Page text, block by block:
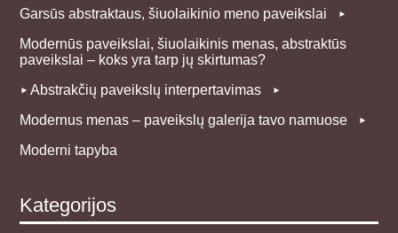
Garsūs abstraktaus, šiuolaikinio meno paveikslai
Modernūs paveikslai, šiuolaikinis menas, abstraktūs
paveikslai – koks yra tarp jų skirtumas?
Abstrakčių paveikslų interpertavimas
Modernus menas – paveikslų galerija tavo namuose
Moderni tapyba
Kategorijos